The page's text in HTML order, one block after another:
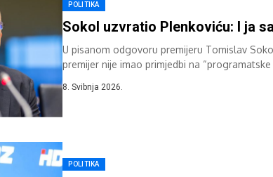
POLITIKA
Sokol uzvratio Plenkoviću: I ja
U pisanom odgovoru premijeru Tomislav
premijer nije imao primjedbi na
8. Svibnja 2026.
POLITIKA